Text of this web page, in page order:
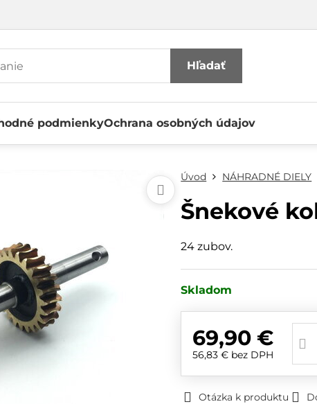
Hľadať
podmienkyOchrana osobných údajov
Úvod NÁHRADNÉ DIELY
Šnekové
24 zubov.
Skladom
69,90 €
56,83 € bez DPH
Otázka k produktu